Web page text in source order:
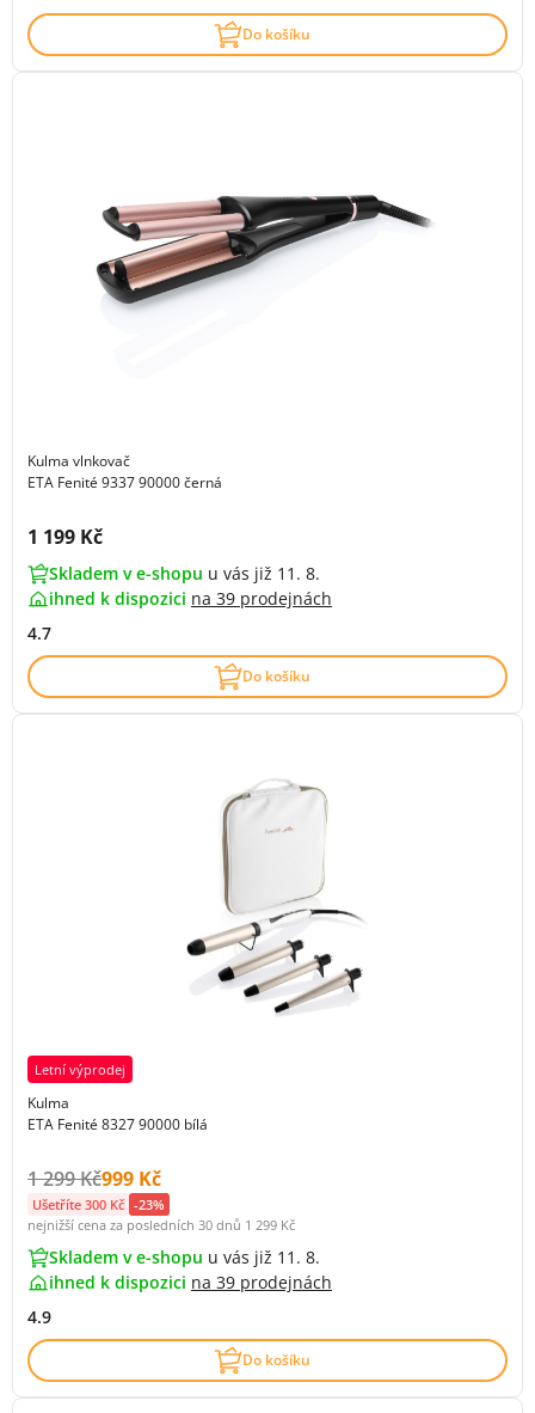
Do košíku
Kulma vlnkovač
ETA Fenité 9337 90000 černá
Cena s DPH:
1 199 Kč
Skladem v e-shopu u vás již 11. 8.
ihned k dispozici na 39 prodejnách
4.7
Do košíku
Letní výprodej
Kulma
ETA Fenité 8327 90000 bílá
Původní cena s DPH:
1 299 KčCena s DPH:
999 Kč
Ušetříte 300 Kč -23%
nejnižší cena za posledních 30 dnů 1 299 Kč
Skladem v e-shopu u vás již 11. 8.
ihned k dispozici na 39 prodejnách
4.9
Do košíku